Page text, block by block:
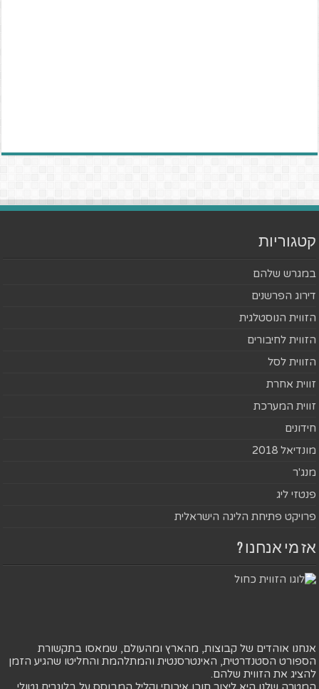
קטגוריות
במגרש שלהם
דירוג הפרשנים
הזווית הנוסטלגית
הזווית לחיבורים
הזווית לסל
זווית אחרת
זווית המערכת
חידונים
מונדיאל 2018
מנג'ר
פנטזי ליג
פרויקט פתיחת הליגה הישראלית
אז מי אנחנו ?
אנחנו אוהדים של קבוצות, מהארץ ומהעולם, שמאסו בתקשורת
הספורט הסטנדרטית, האינטרסנטית והמתלהמת והחליטו שהגיע הזמן
להציג את הזווית שלהם.